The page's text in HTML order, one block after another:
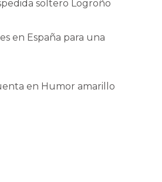
soltero Logroño
en España para una
en Humor amarillo